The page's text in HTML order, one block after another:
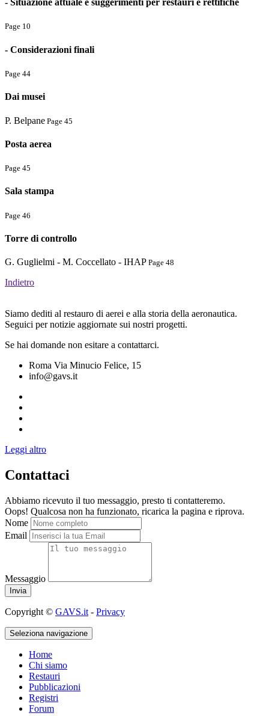
- Situazione attuale e suggerimenti per restauri e rettifiche
Page 10
- Considerazioni finali
Page 44
Dai musei
P. Belpane Page 45
Posta aerea
Page 45
Sala stampa
Page 46
Torre di controllo
G. Guglielmi - M. Coccellato - IHAP Page 48
Indietro
Siamo dediti al restauro di aerei e alla storia della aeronautica.
Seguici per notizie aggiornate sui nostri progetti.
Se hai domande non esitare a contattarci.
Roma Via Minucio Felice, 15
info@gavs.it
Leggi altro
Contattaci
Abbiamo ricevuto il tuo messaggio, presto ti contatteremo.
Oops! Qualcosa non ha funzionato, ricarica la pagina e riprova.
Nome
Email
Messaggio
Copyright © GAVS.it - Privacy
Seleziona navigazione
Home
Chi siamo
Restauri
Pubblicazioni
Registri
Forum